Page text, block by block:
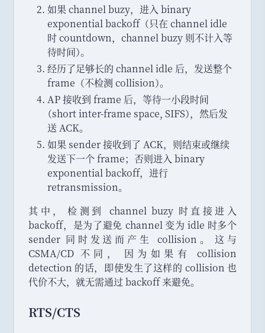
如果 channel buzy， 进入 binary
exponential backoff （只在 channel idle
时 countdown， channel buzy 则不计入等
待时间）。
经历了足够长的 channel idle 后， 发送整个
frame （不检测 collision）。
AP 接收到 frame 后， 等待一小段时间
（short inter-frame space, SIFS）， 然后发
送 ACK。
如果 sender 接收到了 ACK， 则结束或继续
发送下一个 frame； 否则进入 binary
exponential backoff， 进行
retransmission。
其中 ，
检测到 channel buzy 时直接进入
backoff，
是为了避免 channel 变为 idle 时多个
sender 同时发送而产生 collision 。
这与
CSMA/CD 不同 ，
因为如果有 collision
detection 的话，
即使发生了这样的 collision 也
代价不大， 就无需通过 backoff 来避免。
RTS/CTS